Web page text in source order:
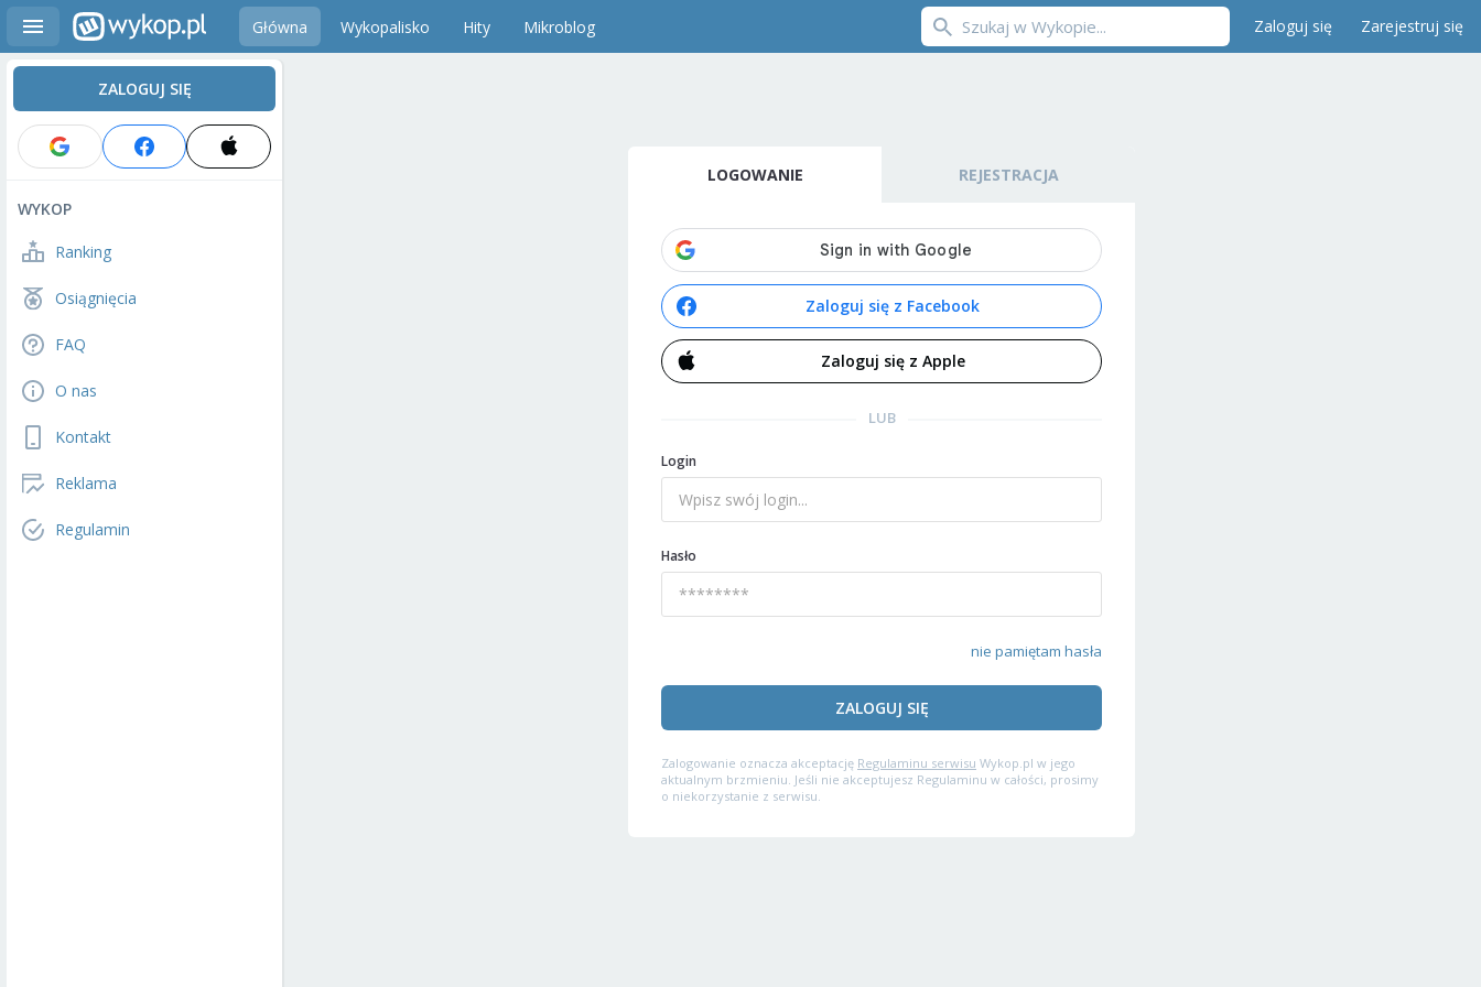
Główna Wykopalisko Hity Mikroblog Zaloguj się Zarejestruj się
ZALOGUJ SIĘ
WYKOP
Ranking
Osiągnięcia
FAQ
O nas
Kontakt
Reklama
Regulamin
LOGOWANIE REJESTRACJA
Zaloguj się z Facebook
Zaloguj się z Apple
LUB
Login
Hasło
nie pamiętam hasła
ZALOGUJ SIĘ
Zalogowanie oznacza akceptację Regulaminu serwisu Wykop.pl w jego
aktualnym brzmieniu. Jeśli nie akceptujesz Regulaminu w całości, prosimy
o niekorzystanie z serwisu.